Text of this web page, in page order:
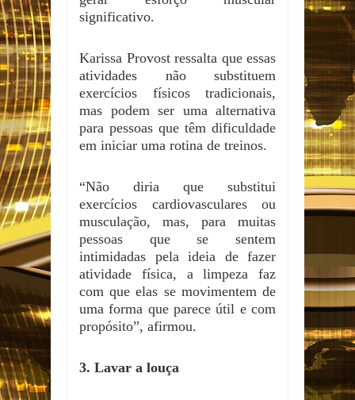
significativo.
Karissa Provost ressalta que essas
atividades não substituem
exercícios físicos tradicionais,
mas podem ser uma alternativa
para pessoas que têm dificuldade
em iniciar uma rotina de treinos.
“Não diria que substitui
exercícios cardiovasculares ou
musculação, mas, para muitas
pessoas que se sentem
intimidadas pela ideia de fazer
atividade física, a limpeza faz
com que elas se movimentem de
uma forma que parece útil e com
propósito”, afirmou.
3. Lavar a louça